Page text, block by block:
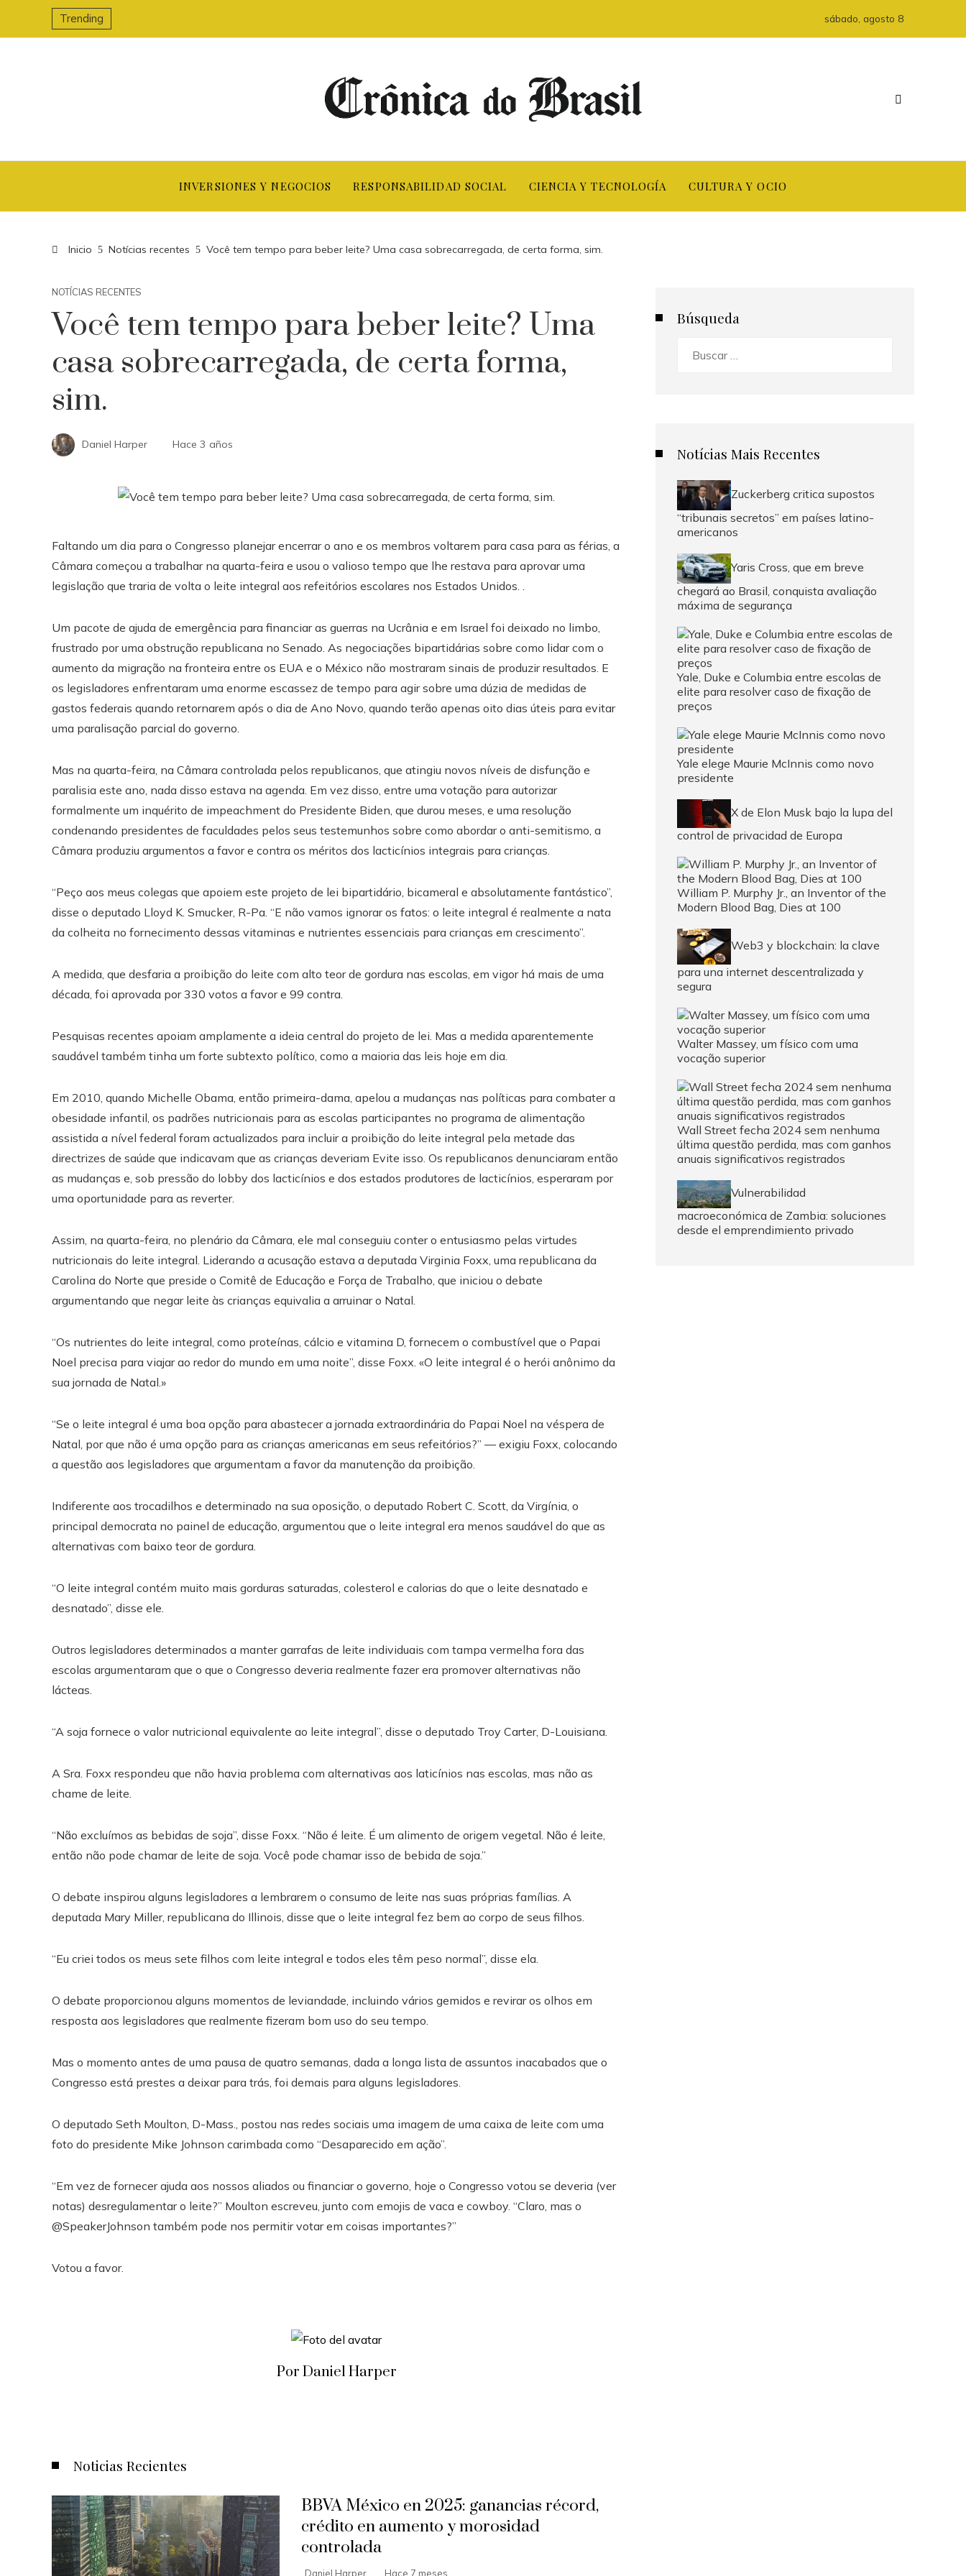
Trending sábado, agosto 8
INVERSIONES Y NEGOCIOS RESPONSABILIDAD SOCIAL CIENCIA Y TECNOLOGÍA CULTURA Y OCIO
Inicio Notícias recentes Você tem tempo para beber leite? Uma casa sobrecarregada, de certa forma, sim.
NOTÍCIAS RECENTES
Você tem tempo para beber leite? Uma
casa sobrecarregada, de certa forma,
sim.
Daniel Harper Hace 3 años
Faltando um dia para o Congresso planejar encerrar o ano e os membros voltarem para casa para as férias, a
Câmara começou a trabalhar na quarta-feira e usou o valioso tempo que lhe restava para aprovar uma
legislação que traria de volta o leite integral aos refeitórios escolares nos Estados Unidos. .
Um pacote de ajuda de emergência para financiar as guerras na Ucrânia e em Israel foi deixado no limbo,
frustrado por uma obstrução republicana no Senado. As negociações bipartidárias sobre como lidar com o
aumento da migração na fronteira entre os EUA e o México não mostraram sinais de produzir resultados. E
os legisladores enfrentaram uma enorme escassez de tempo para agir sobre uma dúzia de medidas de
gastos federais quando retornarem após o dia de Ano Novo, quando terão apenas oito dias úteis para evitar
uma paralisação parcial do governo.
Mas na quarta-feira, na Câmara controlada pelos republicanos, que atingiu novos níveis de disfunção e
paralisia este ano, nada disso estava na agenda. Em vez disso, entre uma votação para autorizar
formalmente um inquérito de impeachment do Presidente Biden, que durou meses, e uma resolução
condenando presidentes de faculdades pelos seus testemunhos sobre como abordar o anti-semitismo, a
Câmara produziu argumentos a favor e contra os méritos dos lacticínios integrais para crianças.
“Peço aos meus colegas que apoiem este projeto de lei bipartidário, bicameral e absolutamente fantástico”,
disse o deputado Lloyd K. Smucker, R-Pa. “E não vamos ignorar os fatos: o leite integral é realmente a nata
da colheita no fornecimento dessas vitaminas e nutrientes essenciais para crianças em crescimento”.
A medida, que desfaria a proibição do leite com alto teor de gordura nas escolas, em vigor há mais de uma
década, foi aprovada por 330 votos a favor e 99 contra.
Pesquisas recentes apoiam amplamente a ideia central do projeto de lei. Mas a medida aparentemente
saudável também tinha um forte subtexto político, como a maioria das leis hoje em dia.
Em 2010, quando Michelle Obama, então primeira-dama, apelou a mudanças nas políticas para combater a
obesidade infantil, os padrões nutricionais para as escolas participantes no programa de alimentação
assistida a nível federal foram actualizados para incluir a proibição do leite integral pela metade das
directrizes de saúde que indicavam que as crianças deveriam Evite isso. Os republicanos denunciaram então
as mudanças e, sob pressão do lobby dos lacticínios e dos estados produtores de lacticínios, esperaram por
uma oportunidade para as reverter.
Assim, na quarta-feira, no plenário da Câmara, ele mal conseguiu conter o entusiasmo pelas virtudes
nutricionais do leite integral. Liderando a acusação estava a deputada Virginia Foxx, uma republicana da
Carolina do Norte que preside o Comitê de Educação e Força de Trabalho, que iniciou o debate
argumentando que negar leite às crianças equivalia a arruinar o Natal.
“Os nutrientes do leite integral, como proteínas, cálcio e vitamina D, fornecem o combustível que o Papai
Noel precisa para viajar ao redor do mundo em uma noite”, disse Foxx. «O leite integral é o herói anônimo da
sua jornada de Natal.»
“Se o leite integral é uma boa opção para abastecer a jornada extraordinária do Papai Noel na véspera de
Natal, por que não é uma opção para as crianças americanas em seus refeitórios?” — exigiu Foxx, colocando
a questão aos legisladores que argumentam a favor da manutenção da proibição.
Indiferente aos trocadilhos e determinado na sua oposição, o deputado Robert C. Scott, da Virgínia, o
principal democrata no painel de educação, argumentou que o leite integral era menos saudável do que as
alternativas com baixo teor de gordura.
“O leite integral contém muito mais gorduras saturadas, colesterol e calorias do que o leite desnatado e
desnatado”, disse ele.
Outros legisladores determinados a manter garrafas de leite individuais com tampa vermelha fora das
escolas argumentaram que o que o Congresso deveria realmente fazer era promover alternativas não
lácteas.
“A soja fornece o valor nutricional equivalente ao leite integral”, disse o deputado Troy Carter, D-Louisiana.
A Sra. Foxx respondeu que não havia problema com alternativas aos laticínios nas escolas, mas não as
chame de leite.
“Não excluímos as bebidas de soja”, disse Foxx. “Não é leite. É um alimento de origem vegetal. Não é leite,
então não pode chamar de leite de soja. Você pode chamar isso de bebida de soja.”
O debate inspirou alguns legisladores a lembrarem o consumo de leite nas suas próprias famílias. A
deputada Mary Miller, republicana do Illinois, disse que o leite integral fez bem ao corpo de seus filhos.
“Eu criei todos os meus sete filhos com leite integral e todos eles têm peso normal”, disse ela.
O debate proporcionou alguns momentos de leviandade, incluindo vários gemidos e revirar os olhos em
resposta aos legisladores que realmente fizeram bom uso do seu tempo.
Mas o momento antes de uma pausa de quatro semanas, dada a longa lista de assuntos inacabados que o
Congresso está prestes a deixar para trás, foi demais para alguns legisladores.
O deputado Seth Moulton, D-Mass., postou nas redes sociais uma imagem de uma caixa de leite com uma
foto do presidente Mike Johnson carimbada como “Desaparecido em ação”.
“Em vez de fornecer ajuda aos nossos aliados ou financiar o governo, hoje o Congresso votou se deveria (ver
notas) desregulamentar o leite?” Moulton escreveu, junto com emojis de vaca e cowboy. “Claro, mas o
@SpeakerJohnson também pode nos permitir votar em coisas importantes?”
Votou a favor.
Por Daniel Harper
Noticias Recientes
BBVA México en 2025: ganancias récord,
crédito en aumento y morosidad
controlada
Daniel Harper Hace 7 meses
Búsqueda
Notícias Mais Recentes
Zuckerberg critica supostos
“tribunais secretos” em países latino-
americanos
Yaris Cross, que em breve
chegará ao Brasil, conquista avaliação
máxima de segurança
Yale, Duke e Columbia entre escolas de
elite para resolver caso de fixação de
preços
Yale elege Maurie McInnis como novo
presidente
X de Elon Musk bajo la lupa del
control de privacidad de Europa
William P. Murphy Jr., an Inventor of the
Modern Blood Bag, Dies at 100
Web3 y blockchain: la clave
para una internet descentralizada y
segura
Walter Massey, um físico com uma
vocação superior
Wall Street fecha 2024 sem nenhuma
última questão perdida, mas com ganhos
anuais significativos registrados
Vulnerabilidad
macroeconómica de Zambia: soluciones
desde el emprendimiento privado